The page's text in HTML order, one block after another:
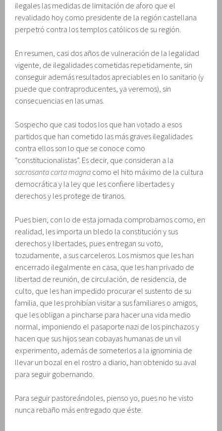
ilegales las medidas de limitación de aforo que el
revalidado hoy como presidente de la región castellana
perpetró contra los templos católicos de su región.
En resumen, casi dos años de vulneración de la legalidad
vigente, de ilegalidades cometidas repetidamente, sin
conseguir además resultados apreciables en lo sanitario (y
puede que contraproducentes, ya veremos), sin
consecuencias en las urnas.
Sospecho que casi todos los que han votado a esos
partidos que han cometido las más graves ilegalidades
contra ellos son lo que se conoce como
“constitucionalistas”. Es decir, que consideran a la
sacrosanta carta magna como el hito máximo de la cultura
democrática y la ley que les confiere libertades y
derechos y les protege de tiranos.
Pues bien, con lo de esta jornada comprobamos como, en
realidad, les importa un bledo la constitución y sus
derechos y libertades, pues entregan su voto,
tozudamente, a sus carceleros. Los mismos que les han
encerrado ilegalmente en casa, que les han privado de
libertad de reunión, de circulación, de residencia, de
culto, que les han impedido procurar el sustento de su
familia, que les prohibían visitar a sus familiares o amigos,
que les obligan a pincharse para hacer una vida medio
normal, imponiendo el pasaporte nazi de los pinchazos y
hacen que sus hijos sean cobayas humanas de un vil
experimento, además de someterlos a la ignominia de
llevar un bozal en el rostro a diario, han obtenido su aval
para seguir gobernando.
Para seguir pastoreándoles, pienso yo, pues no he visto
nunca rebaño más entregado que éste.